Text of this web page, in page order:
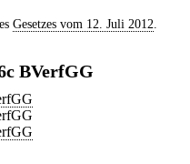
Gesetzes vom 12. Juli 2012
BVerfGG